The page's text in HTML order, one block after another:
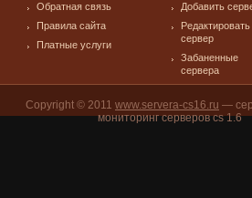
Обратная связь
Правила сайта
Платные услуги
Добавить
Редактировать
сервер
Забаненные
сервера
Copyright © 2011 www.servera-cs16.ru —
мониторинг серверов cs 1.6